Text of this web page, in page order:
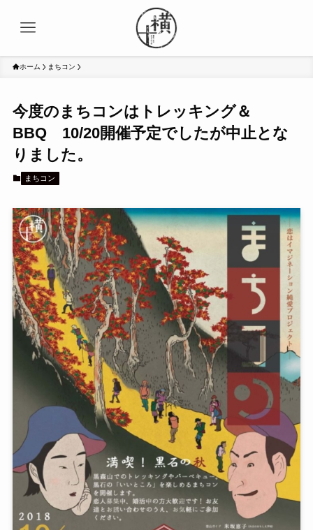
ホーム まちコン
今度のまちコンはトレッキング＆
BBQ 10/20開催予定でしたが中止とな
りました。
まちコン